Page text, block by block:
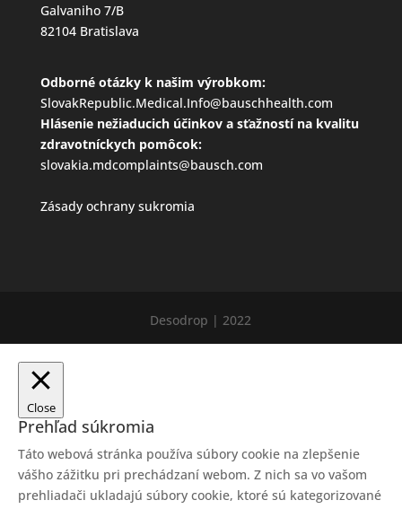
Galvaniho 7/B
82104 Bratislava
Odborné otázky k našim výrobkom:
SlovakRepublic.Medical.Info@bauschhealth.com
Hlásenie nežiaducich účinkov a sťažností na kvalitu
zdravotníckych pomôcok:
slovakia.mdcomplaints@bausch.com
Zásady ochrany sukromia
Desodrop | 2022
Close
Prehľad súkromia
Táto webová stránka používa súbory cookie na zlepšenie
vášho zážitku pri prechádzaní webom. Z nich sa vo vašom
prehliadači ukladajú súbory cookie, ktoré sú kategorizované